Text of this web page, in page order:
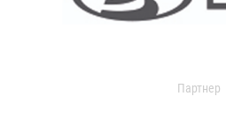
Партнер